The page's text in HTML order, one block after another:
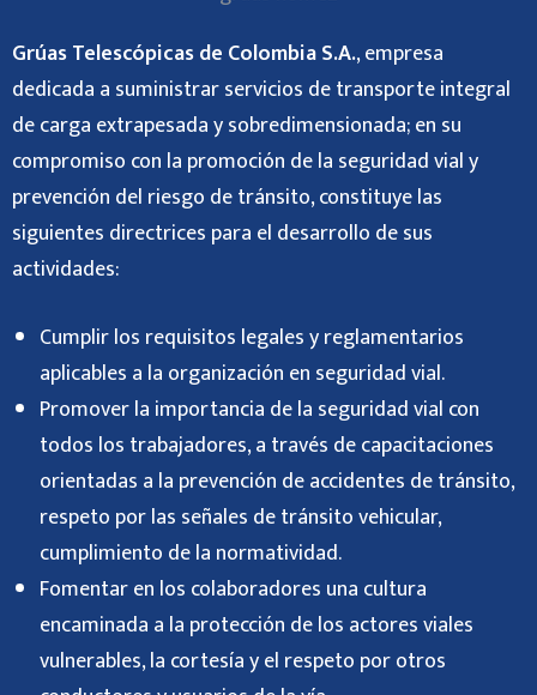
Grúas Telescópicas de Colombia S.A., empresa
dedicada a suministrar servicios de transporte integral
de carga extrapesada y sobredimensionada; en su
compromiso con la promoción de la seguridad vial y
prevención del riesgo de tránsito, constituye las
siguientes directrices para el desarrollo de sus
actividades:
Cumplir los requisitos legales y reglamentarios
aplicables a la organización en seguridad vial.
Promover la importancia de la seguridad vial con
todos los trabajadores, a través de capacitaciones
orientadas a la prevención de accidentes de tránsito,
respeto por las señales de tránsito vehicular,
cumplimiento de la normatividad.
Fomentar en los colaboradores una cultura
encaminada a la protección de los actores viales
vulnerables, la cortesía y el respeto por otros